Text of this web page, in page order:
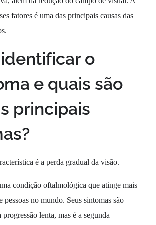
fatores é uma das principais causas das
o
e quais são
principais
é a perda gradual da visão.
condição oftalmológica que atinge mais
pessoas no mundo. Seus sintomas são
progressão lenta, mas é a segunda